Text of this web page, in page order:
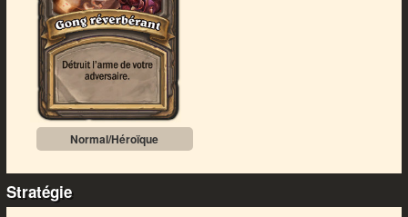
Normal/Héroïque
Stratégie